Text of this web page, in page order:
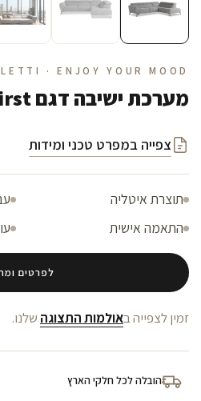
· ENJOY YOUR MOOD
מערכת ישיבה דגם First
צפייה במפרט טכני ומידות
תוצרת איטליה
התאמה אישית
לפרטים
זמין לצפייה באולמות התצוגה שלנו.
הובלה לכל חלקי הארץ